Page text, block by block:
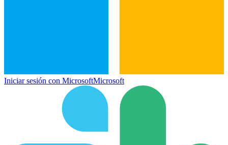
Iniciar sesión con MicrosoftMicrosoft